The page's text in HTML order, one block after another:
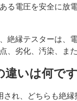
る電圧を安全に放
絶縁テスターは、
、劣化、汚染、ま
違いは何で
れ、どちらも絶